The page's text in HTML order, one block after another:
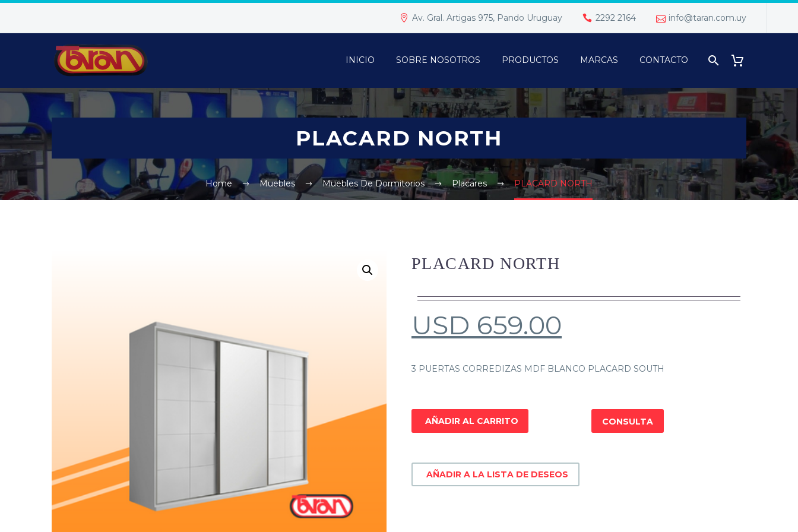
Av. Gral. Artigas 975, Pando Uruguay 2292 2164 info@taran.com.uy
INICIO SOBRE NOSOTROS PRODUCTOS MARCAS CONTACTO
PLACARD NORTH
Home Muebles Muebles De Dormitorios Placares PLACARD NORTH
PLACARD NORTH
USD 659.00
3 PUERTAS CORREDIZAS MDF BLANCO PLACARD SOUTH
AÑADIR AL CARRITO
AÑADIR A LA LISTA DE DESEOS
CONSULTA